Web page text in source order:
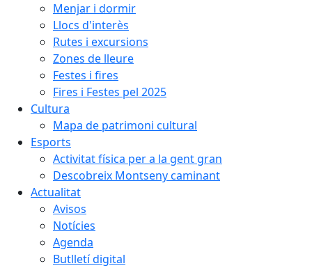
Menjar i dormir
Llocs d'interès
Rutes i excursions
Zones de lleure
Festes i fires
Fires i Festes pel 2025
Cultura
Mapa de patrimoni cultural
Esports
Activitat física per a la gent gran
Descobreix Montseny caminant
Actualitat
Avisos
Notícies
Agenda
Butlletí digital